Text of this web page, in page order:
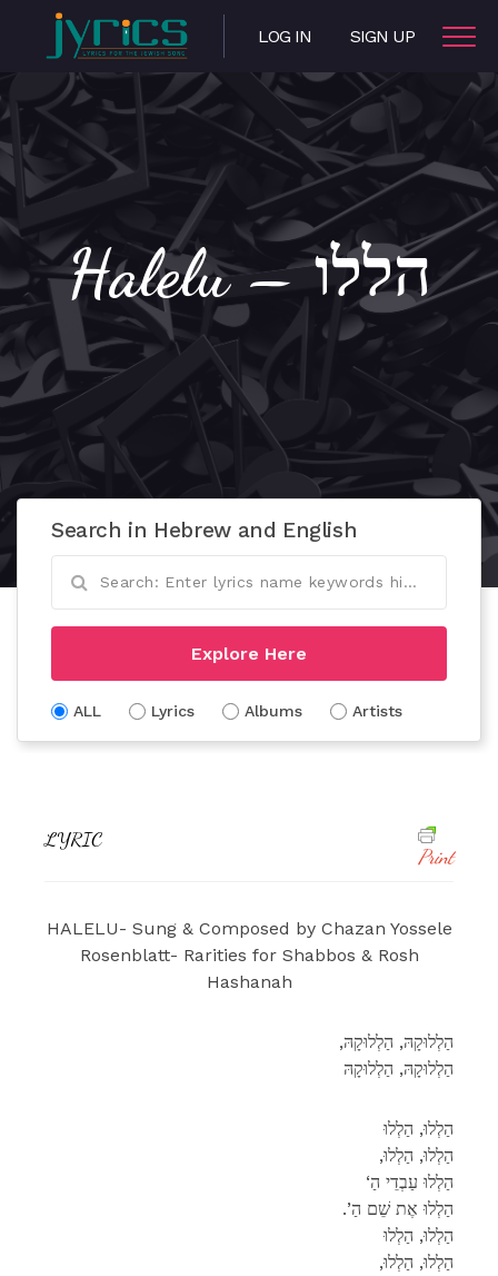
LOG IN SIGN UP
Halelu – הללו
Search in Hebrew and English
Explore Here
ALL Lyrics Albums Artists
LYRIC
Print
HALELU- Sung & Composed by Chazan Yossele
Rosenblatt- Rarities for Shabbos & Rosh
Hashanah
,הַלְלוּקָהּ, הַלְלוּקָהּ
הַלְלוּקָהּ, הַלְלוּקָהּ
הַלְלוּ, הַלְלוּ
,הַלְלוּ, הַלְלוּ
‘הַלְלוּ עַבְדֵי הַ
.’הַלְלוּ אֶת שֵׁם הַ
הַלְלוּ, הַלְלוּ
,הַלְלוּ, הַלְלוּ